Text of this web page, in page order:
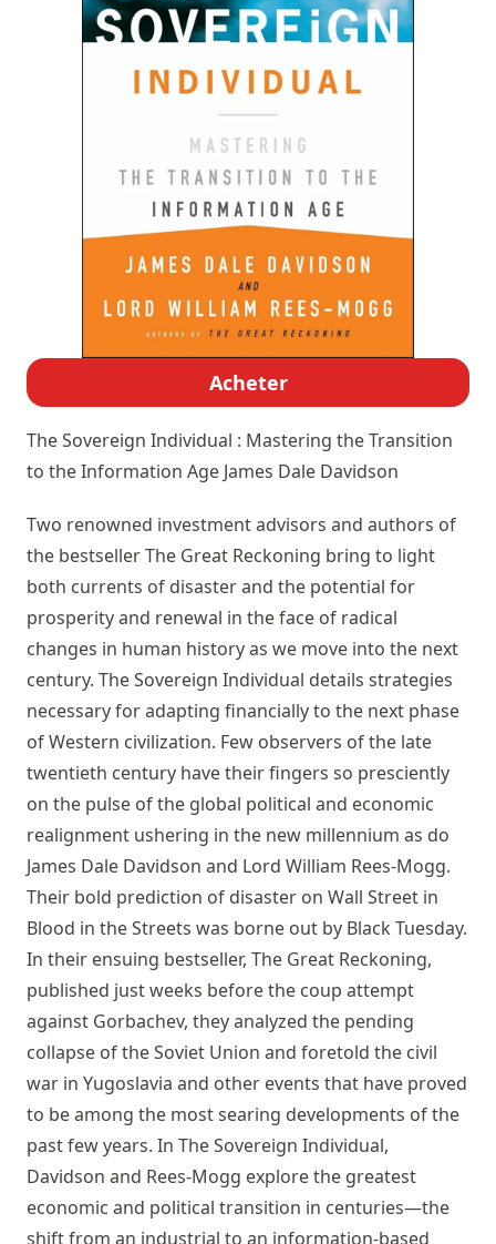
Acheter
The Sovereign Individual : Mastering the Transition
to the Information Age James Dale Davidson
Two renowned investment advisors and authors of
the bestseller The Great Reckoning bring to light
both currents of disaster and the potential for
prosperity and renewal in the face of radical
changes in human history as we move into the next
century. The Sovereign Individual details strategies
necessary for adapting financially to the next phase
of Western civilization. Few observers of the late
twentieth century have their fingers so presciently
on the pulse of the global political and economic
realignment ushering in the new millennium as do
James Dale Davidson and Lord William Rees-Mogg.
Their bold prediction of disaster on Wall Street in
Blood in the Streets was borne out by Black Tuesday.
In their ensuing bestseller, The Great Reckoning,
published just weeks before the coup attempt
against Gorbachev, they analyzed the pending
collapse of the Soviet Union and foretold the civil
war in Yugoslavia and other events that have proved
to be among the most searing developments of the
past few years. In The Sovereign Individual,
Davidson and Rees-Mogg explore the greatest
economic and political transition in centuries—the
shift from an industrial to an information-based